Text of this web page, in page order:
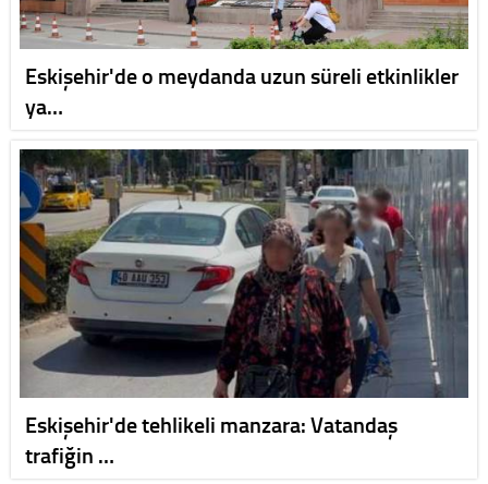
Eskişehir'de o meydanda uzun süreli etkinlikler
ya…
Eskişehir'de tehlikeli manzara: Vatandaş
trafiğin …